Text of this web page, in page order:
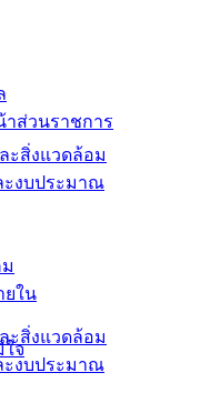
ะสิ่งแวดล้อม
ะงบประมาณ
ยใน
จ
ส่วนราชการ
ะสิ่งแวดล้อม
ะงบประมาณ
คู่ฟ้า
รรมการคุ้มครองผู้
ฉลาก” ช่วยได้
ายจ่าย ประจำ
กครองส่วนท้องถิ่นที่มีการ
พ.ศ.2568
ม 2568 โดยจัดหางาน
ำชี้แจงงบประมาณรายจ่าย
2568
ยจ่าย ประจำ